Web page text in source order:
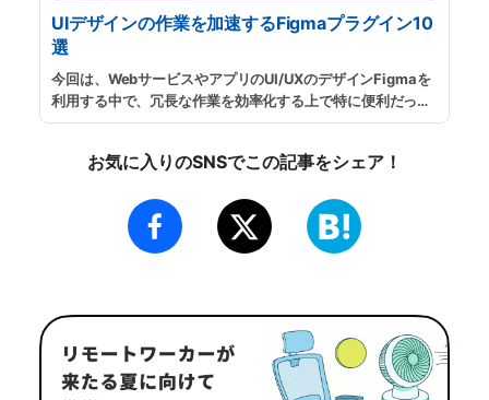
UIデザインの作業を加速するFigmaプラグイン10
選
今回は、WebサービスやアプリのUI/UXのデザインFigmaを
利用する中で、冗長な作業を効率化する上で特に便利だった
プラグインを厳選して紹介したいと思います。プラグインの
方法も紹介していますので、参考にしてください。...続きを
お気に入りのSNSでこの記事をシェア！